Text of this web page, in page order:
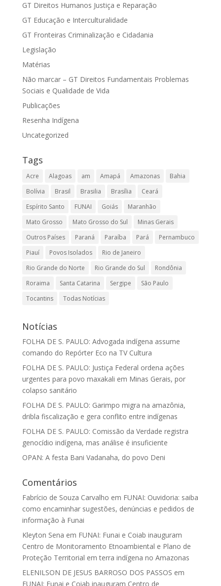
GT Direitos Humanos Justiça e Reparação
GT Educação e Interculturalidade
GT Fronteiras Criminalização e Cidadania
Legislação
Matérias
Não marcar – GT Direitos Fundamentais Problemas
Sociais e Qualidade de Vida
Publicações
Resenha Indígena
Uncategorized
Tags
Acre Alagoas am Amapá Amazonas
Bahia
Bolívia
Brasil Brasilia Brasília
Ceará
Espírito Santo
FUNAI Goiás
Maranhão
Mato Grosso
Mato Grosso do Sul
Minas Gerais
Outros Países
Paraná Paraíba Pará
Pernambuco
Piauí
Povos Isolados
Rio de Janeiro
Rio Grande do Norte
Rio Grande do Sul
Rondônia
Roraima
Santa Catarina Sergipe
São Paulo
Tocantins
Todas Notícias
Notícias
FOLHA DE S. PAULO: Advogada indígena assume
comando do Repórter Eco na TV Cultura
FOLHA DE S. PAULO: Justiça Federal ordena ações
urgentes para povo maxakali em Minas Gerais, por
colapso sanitário
FOLHA DE S. PAULO: Garimpo migra na amazônia,
dribla fiscalização e gera conflito entre indígenas
FOLHA DE S. PAULO: Comissão da Verdade registra
genocídio indígena, mas análise é insuficiente
OPAN: A festa Bani Vadanaha, do povo Deni
Comentários
Fabrício de Souza Carvalho em FUNAI: Ouvidoria: saiba
como encaminhar sugestões, denúncias e pedidos de
informação à Funai
Kleyton Sena em FUNAI: Funai e Coiab inauguram
Centro de Monitoramento Etnoambiental e Plano de
Proteção Territorial em terra indígena no Amazonas
ELENILSON DE JESUS BARROSO DOS PASSOS em
FUNAI: Funai e Coiab inauguram Centro de